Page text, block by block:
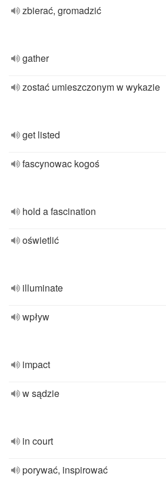
zbierać, gromadzić
gather
zostać umieszczonym w wykazie
get listed
fascynowac kogoś
hold a fascination
oświetlić
illuminate
wpływ
impact
w sądzie
in court
porywać, inspirować